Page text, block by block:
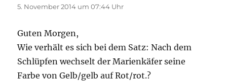
5. November 2014 um 07:44 Uhr
Guten Morgen,
Wie verhält es sich bei dem Satz: Nach dem
Schlüpfen wechselt der Marienkäfer seine
Farbe von Gelb/gelb auf Rot/rot.?